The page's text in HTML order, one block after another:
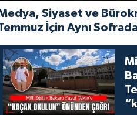
Siyaset ve
İçin Aynı